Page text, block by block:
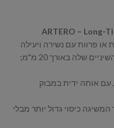
ARTERO – Long-
פרוות עם נשירה ויעילה
לסבכים וקשרים בפרווה הודות לגמישות השיניים שלה באורך 20 מ"מ;
עם אותה ידית במבוק
כיסוי גדול יותר מבלי